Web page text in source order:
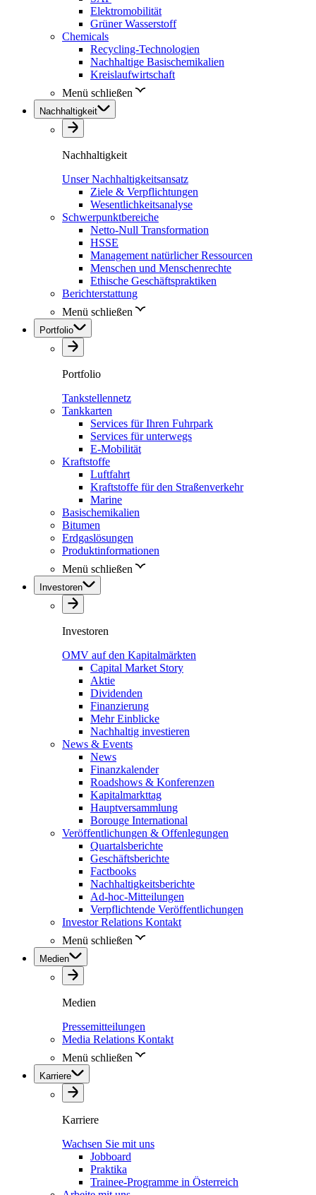
Elektromobilität
Grüner Wasserstoff
Chemicals
Recycling-Technologien
Nachhaltige Basischemikalien
Kreislaufwirtschaft
Menü schließen
Nachhaltigkeit
Nachhaltigkeit
Unser Nachhaltigkeitsansatz
Ziele & Verpflichtungen
Wesentlichkeitsanalyse
Schwerpunktbereiche
Netto-Null Transformation
HSSE
Management natürlicher Ressourcen
Menschen und Menschenrechte
Ethische Geschäftspraktiken
Berichterstattung
Menü schließen
Portfolio
Portfolio
Tankstellennetz
Tankkarten
Services für Ihren Fuhrpark
Services für unterwegs
E-Mobilität
Kraftstoffe
Luftfahrt
Kraftstoffe für den Straßenverkehr
Marine
Basischemikalien
Bitumen
Erdgaslösungen
Produktinformationen
Menü schließen
Investoren
Investoren
OMV auf den Kapitalmärkten
Capital Market Story
Aktie
Dividenden
Finanzierung
Mehr Einblicke
Nachhaltig investieren
News & Events
News
Finanzkalender
Roadshows & Konferenzen
Kapitalmarkttag
Hauptversammlung
Borouge International
Veröffentlichungen & Offenlegungen
Quartalsberichte
Geschäftsberichte
Factbooks
Nachhaltigkeitsberichte
Ad-hoc-Mitteilungen
Verpflichtende Veröffentlichungen
Investor Relations Kontakt
Menü schließen
Medien
Medien
Pressemitteilungen
Media Relations Kontakt
Menü schließen
Karriere
Karriere
Wachsen Sie mit uns
Jobboard
Praktika
Trainee-Programme in Österreich